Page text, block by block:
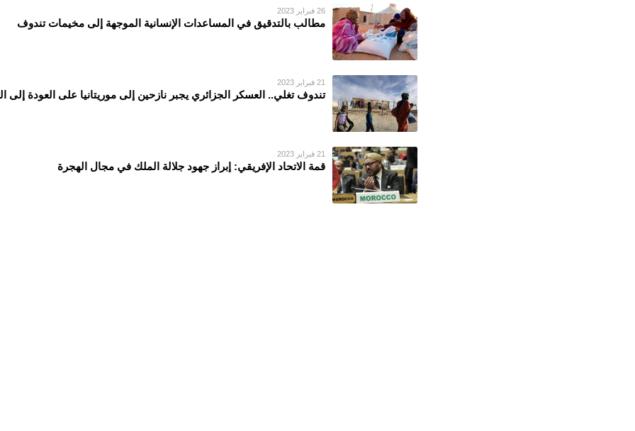
26 فبراير 2023
مطالب بالتدقيق في المساعدات الإنسانية الموجهة إلى مخيمات تندوف
21 فبراير 2023
تندوف تغلي.. العسكر الجزائري يجبر نازحين إلى موريتانيا على العودة إلى
21 فبراير 2023
قمة الاتحاد الإفريقي: إبراز جهود جلالة الملك في مجال الهجرة